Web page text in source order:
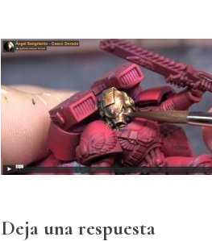
Interacciones
Deja una respuesta